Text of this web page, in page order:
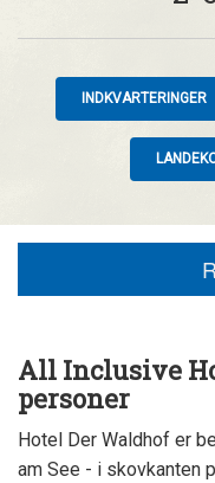
INDKVARTERINGER
All Inclusive
personer
Hotel Der Waldhof er
am See - i skovkanten